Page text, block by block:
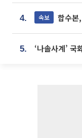
4. 속보 합수본, '
5.